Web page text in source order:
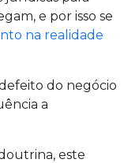
e por isso se
na realidade
do negócio
a
este